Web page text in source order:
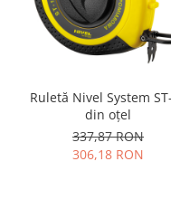
Ruletă Nivel System
din oțel
337,87 RON
306,18 RON